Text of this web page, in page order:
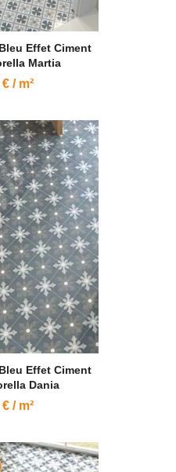
Effet Ciment
Martia
/ m²
Effet Ciment
Dania
/ m²